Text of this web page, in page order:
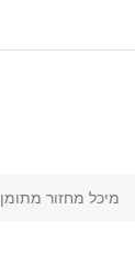
מיכל מחזור מתומן